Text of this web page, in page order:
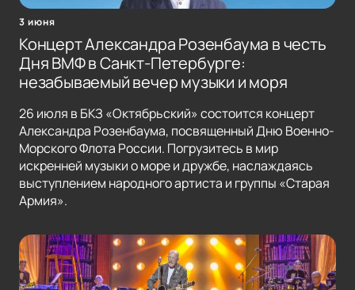
3 июня
Концерт Александра Розенбаума в честь
Дня ВМФ в Санкт-Петербурге:
незабываемый вечер музыки и моря
26 июля в БКЗ «Октябрьский» состоится концерт
Александра Розенбаума, посвященный Дню Военно-
Морского Флота России. Погрузитесь в мир
искренней музыки о море и дружбе, наслаждаясь
выступлением народного артиста и группы «Старая
Армия».